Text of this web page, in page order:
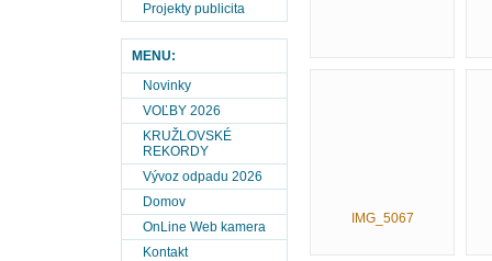
Projekty publicita
MENU:
Novinky
VOĽBY 2026
KRUŽLOVSKÉ
REKORDY
Vývoz odpadu 2026
Domov
OnLine Web kamera
Kontakt
IMG_5067